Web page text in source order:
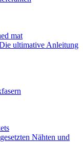
ultimative Anleitung
Nähten und